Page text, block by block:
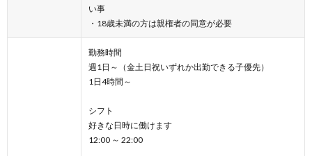
い事
・18歳未満の方は親権者の同意が必要
勤務時間
週1日～（金土日祝いずれか出勤できる子優先）
1日4時間～
シフト
好きな日時に働けます
12:00 ～ 22:00